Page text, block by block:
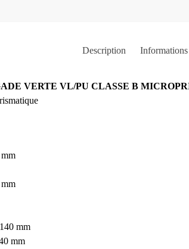
Description
VERTE VL/PU CLASSE B
mm
mm